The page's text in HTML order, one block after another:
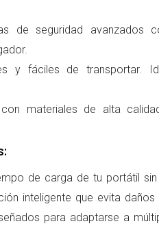
de seguridad avanzados
y fáciles de transportar.
con materiales de alta
de carga de tu portátil
inteligente que evita
para adaptarse a